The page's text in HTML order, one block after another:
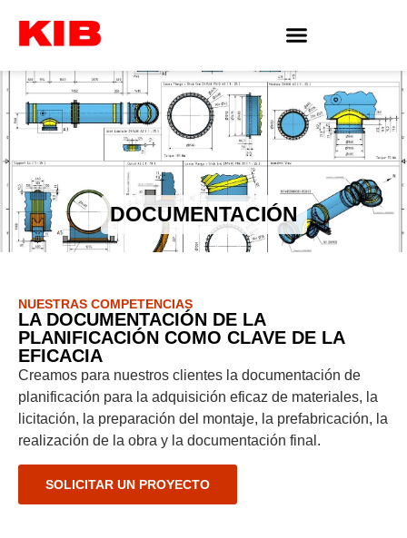
DOCUMENTACIÓN
NUESTRAS COMPETENCIAS
LA DOCUMENTACIÓN DE LA
PLANIFICACIÓN COMO CLAVE DE LA
EFICACIA
Creamos para nuestros clientes la documentación de
planificación para la adquisición eficaz de materiales, la
licitación, la preparación del montaje, la prefabricación, la
realización de la obra y la documentación final.
SOLICITAR UN PROYECTO